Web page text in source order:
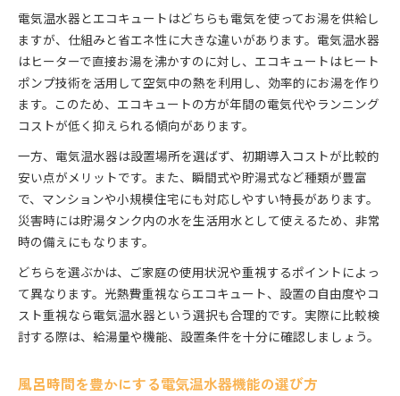
電気温水器とエコキュートはどちらも電気を使ってお湯を供給し
ますが、仕組みと省エネ性に大きな違いがあります。電気温水器
はヒーターで直接お湯を沸かすのに対し、エコキュートはヒート
ポンプ技術を活用して空気中の熱を利用し、効率的にお湯を作り
ます。このため、エコキュートの方が年間の電気代やランニング
コストが低く抑えられる傾向があります。
一方、電気温水器は設置場所を選ばず、初期導入コストが比較的
安い点がメリットです。また、瞬間式や貯湯式など種類が豊富
で、マンションや小規模住宅にも対応しやすい特長があります。
災害時には貯湯タンク内の水を生活用水として使えるため、非常
時の備えにもなります。
どちらを選ぶかは、ご家庭の使用状況や重視するポイントによっ
て異なります。光熱費重視ならエコキュート、設置の自由度やコ
スト重視なら電気温水器という選択も合理的です。実際に比較検
討する際は、給湯量や機能、設置条件を十分に確認しましょう。
風呂時間を豊かにする電気温水器機能の選び方